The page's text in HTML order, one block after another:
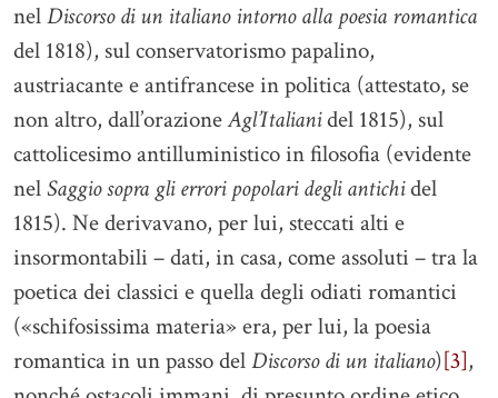
nelDiscorso di un italiano intorno alla poesia romantica
del 1818), sul conservatorismo papalino,
austriacante e antifrancese in politica (attestato, se
non altro, dall’orazioneAgl’Italianidel 1815), sul
cattolicesimo antilluministico in filosofia (evidente
nel Saggio sopra gli errori popolari degli antichidel
1815). Ne derivavano, per lui, steccati alti e
insormontabili – dati, in casa, come assoluti – tra la
poetica dei classici e quella degli odiati romantici
(«schifosissima materia» era, per lui, la poesia
romantica in un passo delDiscorso di un italiano)[3],